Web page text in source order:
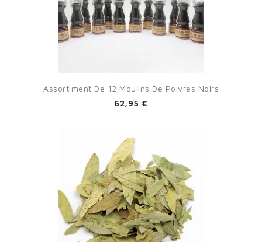
Assortiment De 12 Moulins De Poivres Noirs
62,95 €